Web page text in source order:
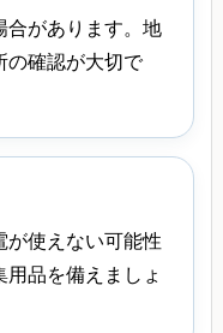
合があります。地
の確認が大切で
が使えない可能性
品を備えましょ